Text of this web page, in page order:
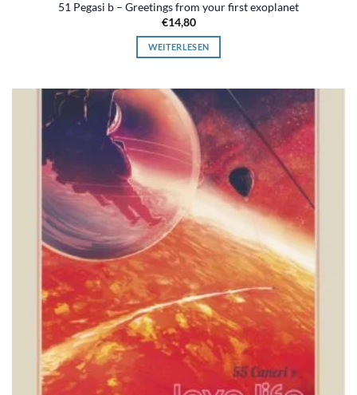
51 Pegasi b – Greetings from your first exoplanet
€14,80
WEITERLESEN